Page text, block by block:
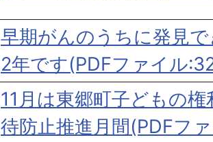
早期がんのうちに発見
2年です(PDFファイル
11月は東郷町子どもの
待防止推進月間(PDFフ